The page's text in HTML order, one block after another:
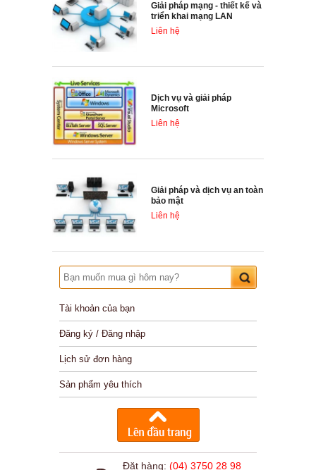
Giải pháp mạng - thiết kế và
triển khai mạng LAN
Liên hệ
Dịch vụ và giải pháp
Microsoft
Liên hệ
Giải pháp và dịch vụ an toàn
bảo mật
Liên hệ
Tài khoản của bạn
Đăng ký / Đăng nhập
Lịch sử đơn hàng
Sản phẩm yêu thích
Đặt hàng: (04) 3750 28 98